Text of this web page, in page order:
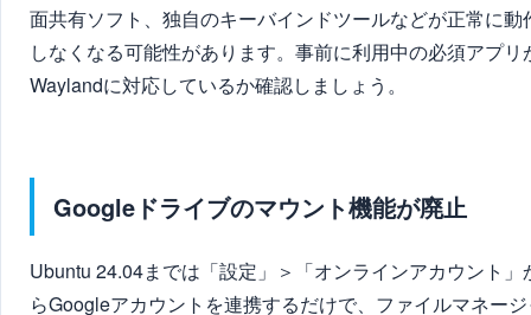
面共有ソフト、独自のキーバインドツールなどが正常に動
しなくなる可能性があります。事前に利用中の必須アプリ
Waylandに対応しているか確認しましょう。
Googleドライブのマウント機能が廃止
Ubuntu 24.04までは「設定」＞「オンラインアカウント」
らGoogleアカウントを連携するだけで、ファイルマネー